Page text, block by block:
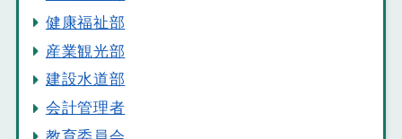
健康福祉部
産業観光部
建設水道部
会計管理者